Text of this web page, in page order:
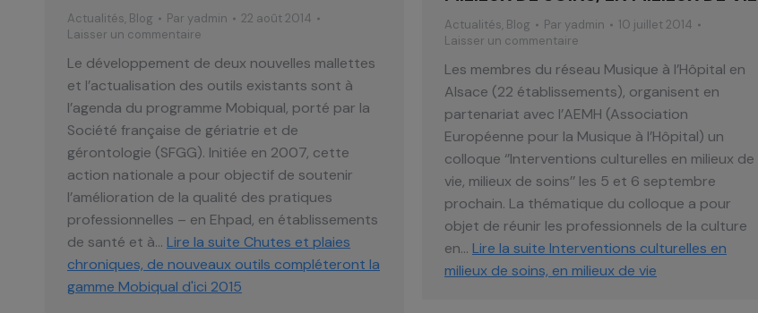
Actualités, Blog Par yadmin
22 août 2014
Laisser un commentaire
Le développement de deux nouvelles mallettes
et l’actualisation des outils existants sont à
l’agenda du programme Mobiqual, porté par la
Société française de gériatrie et de
gérontologie (SFGG). Initiée en 2007, cette
action nationale a pour objectif de soutenir
l’amélioration de la qualité des pratiques
professionnelles – en Ehpad, en établissements
de santé et à… Lire la suite Chutes et plaies
chroniques, de nouveaux outils compléteront la
gamme Mobiqual d'ici 2015
Actualités, Blog Par yadmin
10 juillet 2014
Laisser un commentaire
Les membres du réseau Musique à l’Hôpital en
Alsace (22 établissements), organisent en
partenariat avec l’AEMH (Association
Européenne pour la Musique à l’Hôpital) un
colloque ‘’Interventions culturelles en milieux de
vie, milieux de soins’’ les 5 et 6 septembre
prochain. La thématique du colloque a pour
objet de réunir les professionnels de la culture
en… Lire la suite Interventions culturelles en
milieux de soins, en milieux de vie